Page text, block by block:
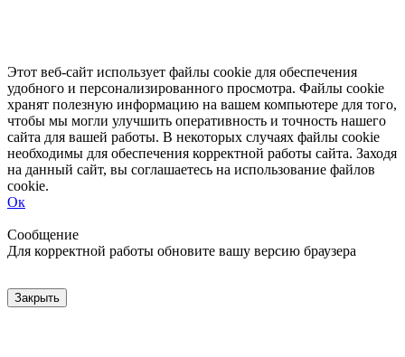
Этот веб-сайт использует файлы cookie для обеспечения
удобного и персонализированного просмотра. Файлы cookie
хранят полезную информацию на вашем компьютере для того,
чтобы мы могли улучшить оперативность и точность нашего
сайта для вашей работы. В некоторых случаях файлы cookie
необходимы для обеспечения корректной работы сайта. Заходя
на данный сайт, вы соглашаетесь на использование файлов
cookie.
Ок
Сообщение
Для корректной работы обновите вашу версию браузера
Закрыть